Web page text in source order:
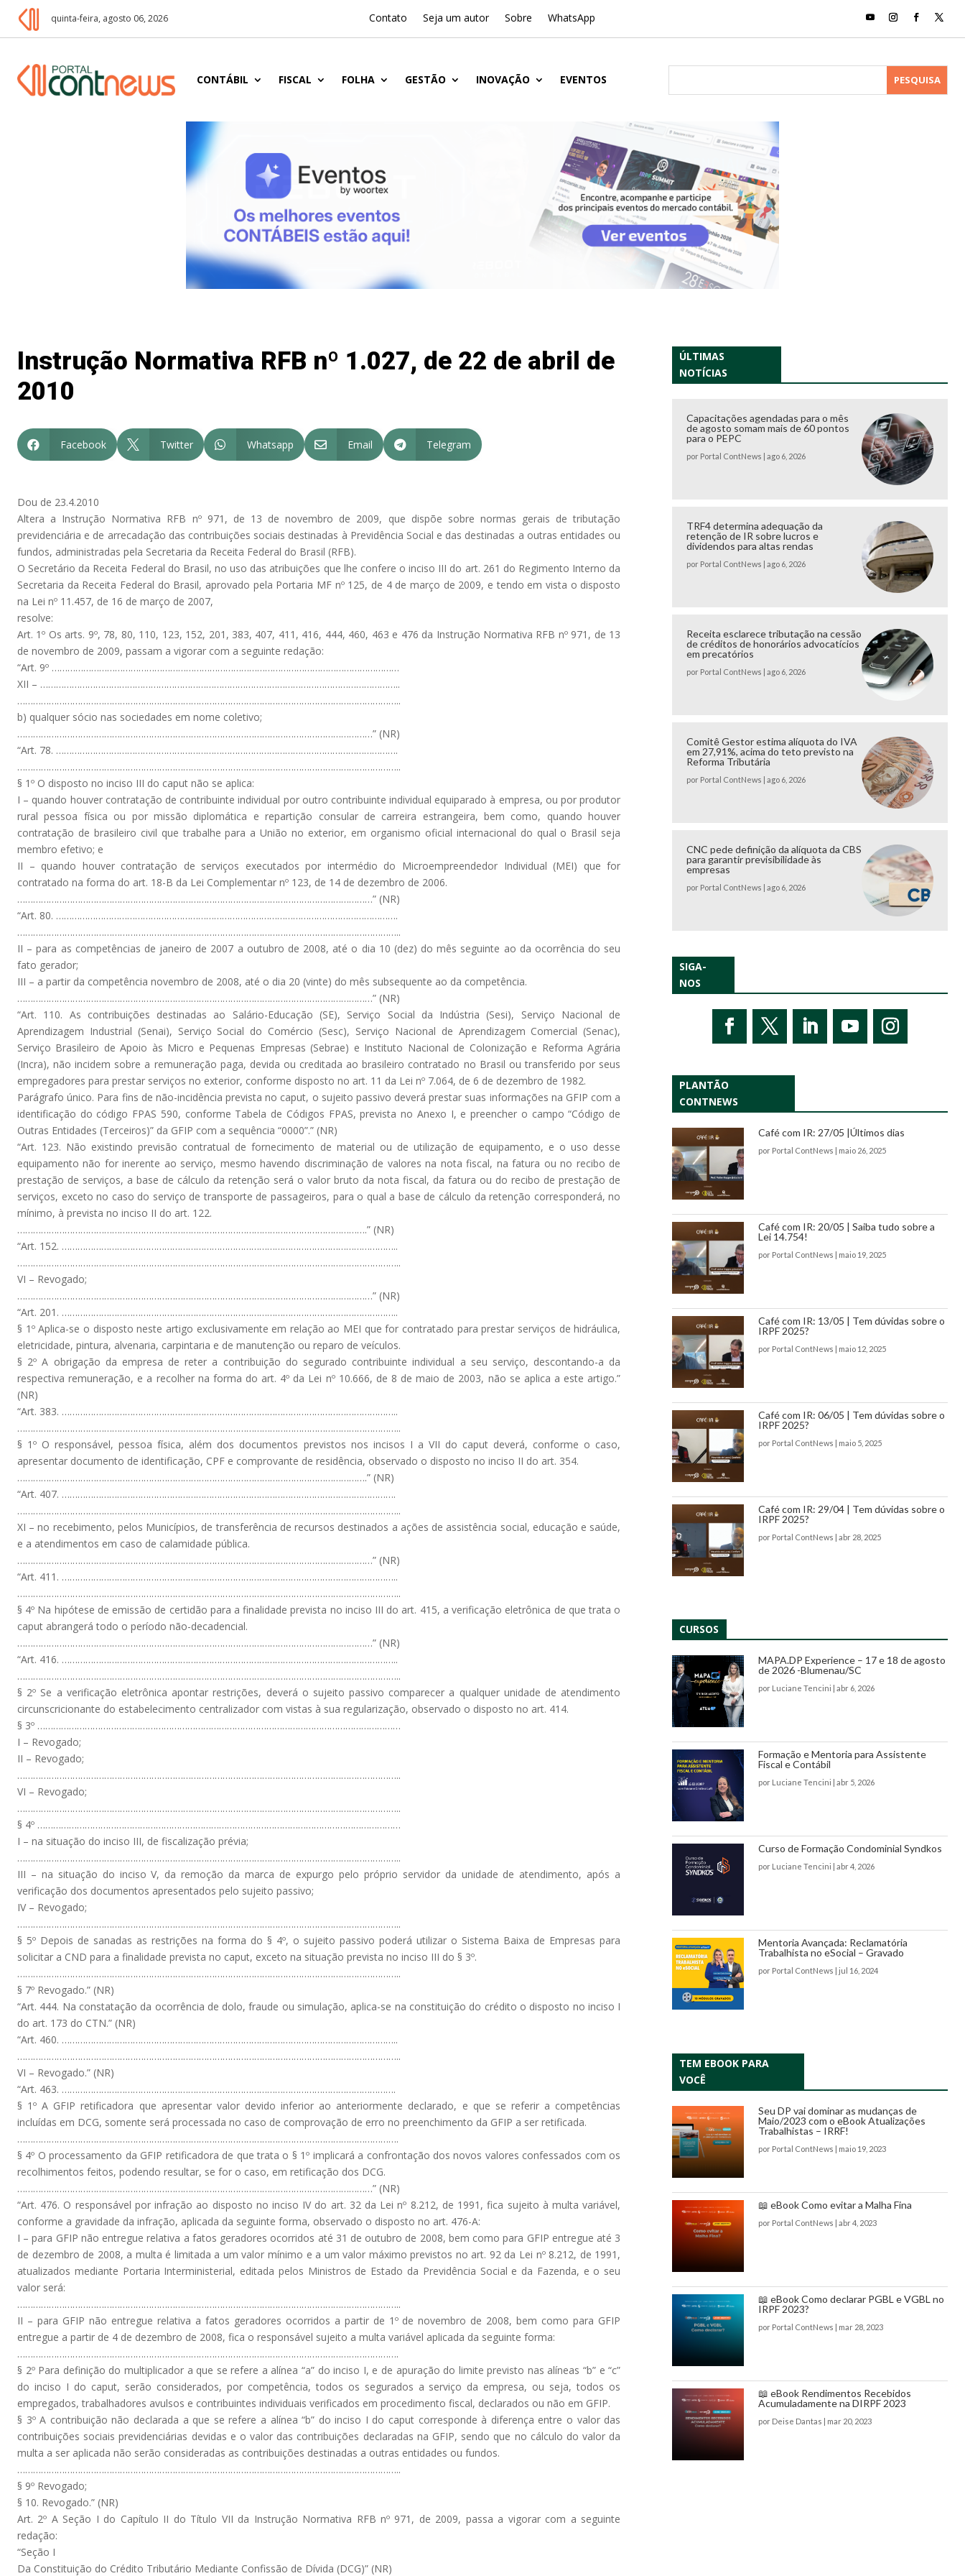
quinta-feira, agosto 06, 2026 Contato Seja um autor Sobre WhatsApp
CONTÁBIL FISCAL FOLHA GESTÃO INOVAÇÃO EVENTOS
Instrução Normativa RFB nº 1.027, de 22 de abril de
2010
 Facebook  Twitter  Whatsapp  Email  Telegram
Dou de 23.4.2010
Altera a Instrução Normativa RFB nº 971, de 13 de novembro de 2009, que dispõe sobre normas gerais de tributação
previdenciária e de arrecadação das contribuições sociais destinadas à Previdência Social e das destinadas a outras entidades ou
fundos, administradas pela Secretaria da Receita Federal do Brasil (RFB).
O Secretário da Receita Federal do Brasil, no uso das atribuições que lhe confere o inciso III do art. 261 do Regimento Interno da
Secretaria da Receita Federal do Brasil, aprovado pela Portaria MF nº 125, de 4 de março de 2009, e tendo em vista o disposto
na Lei nº 11.457, de 16 de março de 2007,
resolve:
Art. 1º Os arts. 9º, 78, 80, 110, 123, 152, 201, 383, 407, 411, 416, 444, 460, 463 e 476 da Instrução Normativa RFB nº 971, de 13
de novembro de 2009, passam a vigorar com a seguinte redação:
“Art. 9º ……………………………………………………………………………………………………………………
XII – ………………………………………………………………………………………………………………………..
………………………………………………………………………………………………………………………………..
b) qualquer sócio nas sociedades em nome coletivo;
………………………………………………………………………………………………………………………” (NR)
“Art. 78. ………………………………………………………………………………………………………………….
………………………………………………………………………………………………………………………………..
§ 1º O disposto no inciso III do caput não se aplica:
I – quando houver contratação de contribuinte individual por outro contribuinte individual equiparado à empresa, ou por produtor
rural pessoa física ou por missão diplomática e repartição consular de carreira estrangeira, bem como, quando houver
contratação de brasileiro civil que trabalhe para a União no exterior, em organismo oficial internacional do qual o Brasil seja
membro efetivo; e
II – quando houver contratação de serviços executados por intermédio do Microempreendedor Individual (MEI) que for
contratado na forma do art. 18-B da Lei Complementar nº 123, de 14 de dezembro de 2006.
………………………………………………………………………………………………………………………” (NR)
“Art. 80. ………………………………………………………………………………………………………………….
………………………………………………………………………………………………………………………………..
II – para as competências de janeiro de 2007 a outubro de 2008, até o dia 10 (dez) do mês seguinte ao da ocorrência do seu
fato gerador;
III – a partir da competência novembro de 2008, até o dia 20 (vinte) do mês subsequente ao da competência.
………………………………………………………………………………………………………………………” (NR)
“Art. 110. As contribuições destinadas ao Salário-Educação (SE), Serviço Social da Indústria (Sesi), Serviço Nacional de
Aprendizagem Industrial (Senai), Serviço Social do Comércio (Sesc), Serviço Nacional de Aprendizagem Comercial (Senac),
Serviço Brasileiro de Apoio às Micro e Pequenas Empresas (Sebrae) e Instituto Nacional de Colonização e Reforma Agrária
(Incra), não incidem sobre a remuneração paga, devida ou creditada ao brasileiro contratado no Brasil ou transferido por seus
empregadores para prestar serviços no exterior, conforme disposto no art. 11 da Lei nº 7.064, de 6 de dezembro de 1982.
Parágrafo único. Para fins de não-incidência prevista no caput, o sujeito passivo deverá prestar suas informações na GFIP com a
identificação do código FPAS 590, conforme Tabela de Códigos FPAS, prevista no Anexo I, e preencher o campo “Código de
Outras Entidades (Terceiros)” da GFIP com a sequência “0000”.” (NR)
“Art. 123. Não existindo previsão contratual de fornecimento de material ou de utilização de equipamento, e o uso desse
equipamento não for inerente ao serviço, mesmo havendo discriminação de valores na nota fiscal, na fatura ou no recibo de
prestação de serviços, a base de cálculo da retenção será o valor bruto da nota fiscal, da fatura ou do recibo de prestação de
serviços, exceto no caso do serviço de transporte de passageiros, para o qual a base de cálculo da retenção corresponderá, no
mínimo, à prevista no inciso II do art. 122.
…………………………………………………………………………………………………………………….” (NR)
“Art. 152. ………………………………………………………………………………………………………………..
………………………………………………………………………………………………………………………………..
VI – Revogado;
………………………………………………………………………………………………………………………” (NR)
“Art. 201. ………………………………………………………………………………………………………………..
§ 1º Aplica-se o disposto neste artigo exclusivamente em relação ao MEI que for contratado para prestar serviços de hidráulica,
eletricidade, pintura, alvenaria, carpintaria e de manutenção ou reparo de veículos.
§ 2º A obrigação da empresa de reter a contribuição do segurado contribuinte individual a seu serviço, descontando-a da
respectiva remuneração, e a recolher na forma do art. 4º da Lei nº 10.666, de 8 de maio de 2003, não se aplica a este artigo.”
(NR)
“Art. 383. ………………………………………………………………………………………………………………..
………………………………………………………………………………………………………………………………..
§ 1º O responsável, pessoa física, além dos documentos previstos nos incisos I a VII do caput deverá, conforme o caso,
apresentar documento de identificação, CPF e comprovante de residência, observado o disposto no inciso II do art. 354.
…………………………………………………………………………………………………………………….” (NR)
“Art. 407. ……………………………………………………………………………………………………………….
………………………………………………………………………………………………………………………………..
XI – no recebimento, pelos Municípios, de transferência de recursos destinados a ações de assistência social, educação e saúde,
e a atendimentos em caso de calamidade pública.
………………………………………………………………………………………………………………………” (NR)
“Art. 411. ………………………………………………………………………………………………………………..
………………………………………………………………………………………………………………………………..
§ 4º Na hipótese de emissão de certidão para a finalidade prevista no inciso III do art. 415, a verificação eletrônica de que trata o
caput abrangerá todo o período não-decadencial.
………………………………………………………………………………………………………………………” (NR)
“Art. 416. ………………………………………………………………………………………………………………..
………………………………………………………………………………………………………………………………..
§ 2º Se a verificação eletrônica apontar restrições, deverá o sujeito passivo comparecer a qualquer unidade de atendimento
circunscricionante do estabelecimento centralizador com vistas à sua regularização, observado o disposto no art. 414.
§ 3º …………………………………………………………………………………………………………………………
I – Revogado;
II – Revogado;
………………………………………………………………………………………………………………………………..
VI – Revogado;
………………………………………………………………………………………………………………………………..
§ 4º …………………………………………………………………………………………………………………………
I – na situação do inciso III, de fiscalização prévia;
………………………………………………………………………………………………………………………………..
III – na situação do inciso V, da remoção da marca de expurgo pelo próprio servidor da unidade de atendimento, após a
verificação dos documentos apresentados pelo sujeito passivo;
IV – Revogado;
………………………………………………………………………………………………………………………………..
§ 5º Depois de sanadas as restrições na forma do § 4º, o sujeito passivo poderá utilizar o Sistema Baixa de Empresas para
solicitar a CND para a finalidade prevista no caput, exceto na situação prevista no inciso III do § 3º.
………………………………………………………………………………………………………………………………..
§ 7º Revogado.” (NR)
“Art. 444. Na constatação da ocorrência de dolo, fraude ou simulação, aplica-se na constituição do crédito o disposto no inciso I
do art. 173 do CTN.” (NR)
“Art. 460. ………………………………………………………………………………………………………………..
………………………………………………………………………………………………………………………………..
VI – Revogado.” (NR)
“Art. 463. ……………………………………………………………………………………………………………….
§ 1º A GFIP retificadora que apresentar valor devido inferior ao anteriormente declarado, e que se referir a competências
incluídas em DCG, somente será processada no caso de comprovação de erro no preenchimento da GFIP a ser retificada.
……………………………………………………………………………………………………………………………….
§ 4º O processamento da GFIP retificadora de que trata o § 1º implicará a confrontação dos novos valores confessados com os
recolhimentos feitos, podendo resultar, se for o caso, em retificação dos DCG.
………………………………………………………………………………………………………………………” (NR)
“Art. 476. O responsável por infração ao disposto no inciso IV do art. 32 da Lei nº 8.212, de 1991, fica sujeito à multa variável,
conforme a gravidade da infração, aplicada da seguinte forma, observado o disposto no art. 476-A:
I – para GFIP não entregue relativa a fatos geradores ocorridos até 31 de outubro de 2008, bem como para GFIP entregue até 3
de dezembro de 2008, a multa é limitada a um valor mínimo e a um valor máximo previstos no art. 92 da Lei nº 8.212, de 1991,
atualizados mediante Portaria Interministerial, editada pelos Ministros de Estado da Previdência Social e da Fazenda, e o seu
valor será:
………………………………………………………………………………………………………………………………..
II – para GFIP não entregue relativa a fatos geradores ocorridos a partir de 1º de novembro de 2008, bem como para GFIP
entregue a partir de 4 de dezembro de 2008, fica o responsável sujeito a multa variável aplicada da seguinte forma:
……………………………………………………………………………………………………………………………….
§ 2º Para definição do multiplicador a que se refere a alínea “a” do inciso I, e de apuração do limite previsto nas alíneas “b” e “c”
do inciso I do caput, serão considerados, por competência, todos os segurados a serviço da empresa, ou seja, todos os
empregados, trabalhadores avulsos e contribuintes individuais verificados em procedimento fiscal, declarados ou não em GFIP.
§ 3º A contribuição não declarada a que se refere a alínea “b” do inciso I do caput corresponde à diferença entre o valor das
contribuições sociais previdenciárias devidas e o valor das contribuições declaradas na GFIP, sendo que no cálculo do valor da
multa a ser aplicada não serão consideradas as contribuições destinadas a outras entidades ou fundos.
………………………………………………………………………………………………………………………………..
§ 9º Revogado;
§ 10. Revogado.” (NR)
Art. 2º A Seção I do Capítulo II do Título VII da Instrução Normativa RFB nº 971, de 2009, passa a vigorar com a seguinte
redação:
“Seção I
Da Constituição do Crédito Tributário Mediante Confissão de Dívida (DCG)” (NR)
ÚLTIMAS
NOTÍCIAS
Capacitações agendadas para o mês
de agosto somam mais de 60 pontos
para o PEPC
por Portal ContNews ago 6, 2026
TRF4 determina adequação da
retenção de IR sobre lucros e
dividendos para altas rendas
por Portal ContNews ago 6, 2026
Receita esclarece tributação na cessão
de créditos de honorários advocatícios
em precatórios
por Portal ContNews ago 6, 2026
Comitê Gestor estima alíquota do IVA
em 27,91%, acima do teto previsto na
Reforma Tributária
por Portal ContNews ago 6, 2026
CNC pede definição da alíquota da CBS
para garantir previsibilidade às
empresas
por Portal ContNews ago 6, 2026
SIGA-
NOS
PLANTÃO
CONTNEWS
Café com IR: 27/05 |Últimos dias
por Portal ContNews | maio 26, 2025
Café com IR: 20/05 | Saiba tudo sobre a
Lei 14.754!
por Portal ContNews | maio 19, 2025
Café com IR: 13/05 | Tem dúvidas sobre o
IRPF 2025?
por Portal ContNews | maio 12, 2025
Café com IR: 06/05 | Tem dúvidas sobre o
IRPF 2025?
por Portal ContNews | maio 5, 2025
Café com IR: 29/04 | Tem dúvidas sobre o
IRPF 2025?
por Portal ContNews | abr 28, 2025
CURSOS
MAPA.DP Experience – 17 e 18 de agosto
de 2026 -Blumenau/SC
por Luciane Tencini abr 6, 2026
Formação e Mentoria para Assistente
Fiscal e Contábil
por Luciane Tencini abr 5, 2026
Curso de Formação Condominial Syndkos
por Luciane Tencini abr 4, 2026
Mentoria Avançada: Reclamatória
Trabalhista no eSocial – Gravado
por Portal ContNews jul 16, 2024
TEM EBOOK PARA
VOCÊ
Seu DP vai dominar as mudanças de
Maio/2023 com o eBook Atualizações
Trabalhistas – IRRF!
por Portal ContNews | maio 19, 2023
📖 eBook Como evitar a Malha Fina
por Portal ContNews | abr 4, 2023
📖 eBook Como declarar PGBL e VGBL no
IRPF 2023?
por Portal ContNews | mar 28, 2023
📖 eBook Rendimentos Recebidos
Acumuladamente na DIRPF 2023
por Deise Dantas | mar 20, 2023